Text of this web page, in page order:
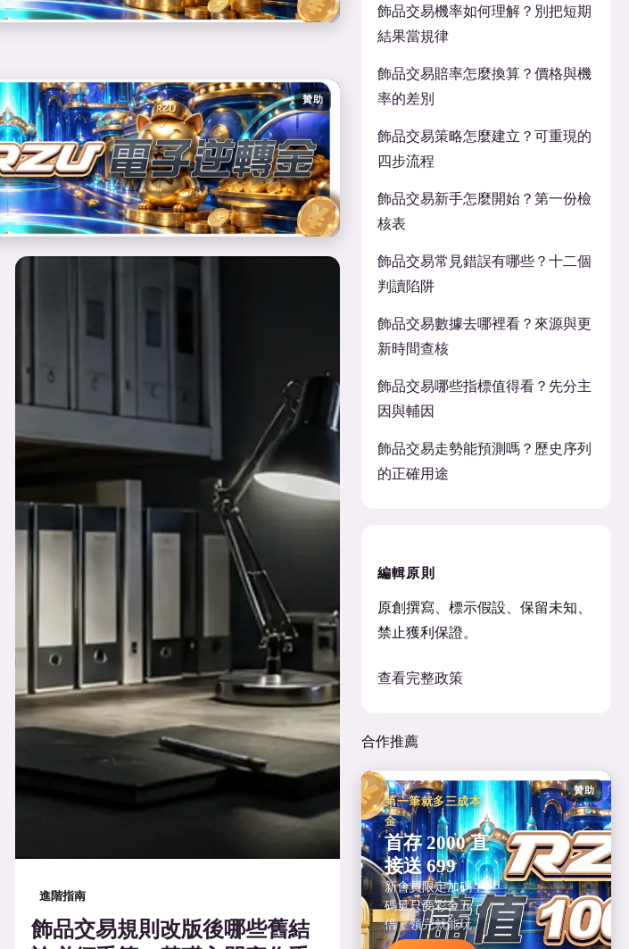
贊助
進階指南
飾品交易規則改版後哪些舊結
飾品交易機率如何理解？別把短期
結果當規律
飾品交易賠率怎麼換算？價格與機
率的差別
飾品交易策略怎麼建立？可重現的
四步流程
飾品交易新手怎麼開始？第一份檢
核表
飾品交易常見錯誤有哪些？十二個
判讀陷阱
飾品交易數據去哪裡看？來源與更
新時間查核
飾品交易哪些指標值得看？先分主
因與輔因
飾品交易走勢能預測嗎？歷史序列
的正確用途
編輯原則
原創撰寫、標示假設、保留未知、
禁止獲利保證。
查看完整政策
合作推薦
贊助
第一筆就多三成本
金
首存 2000 直
接送 699
新會員限定加碼，
碼量只要彩金五
倍，領完就能玩。